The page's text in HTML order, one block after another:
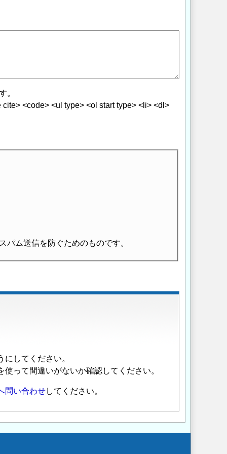
。
<code> <ul type> <ol start type> <li> <dl>
ム送信を防ぐためのものです。
してください。
って間違いがないか確認してください。
問い合わせしてください。